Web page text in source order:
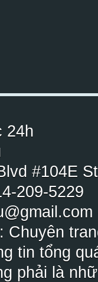
24h
#104E
209-5229
Chuyên
tin tổng
phải là